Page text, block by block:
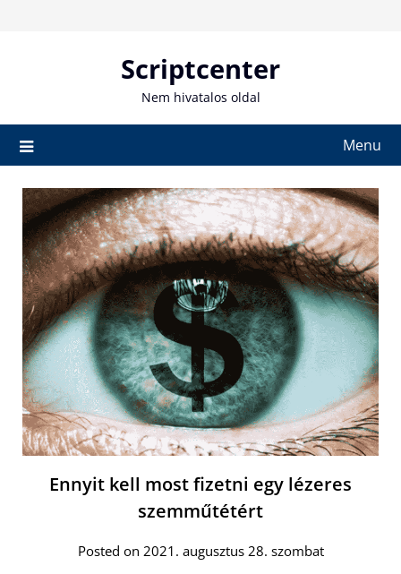
Scriptcenter
Nem hivatalos oldal
Menu
Ennyit kell most fizetni egy lézeres
szemműtétért
Posted on 2021. augusztus 28. szombat